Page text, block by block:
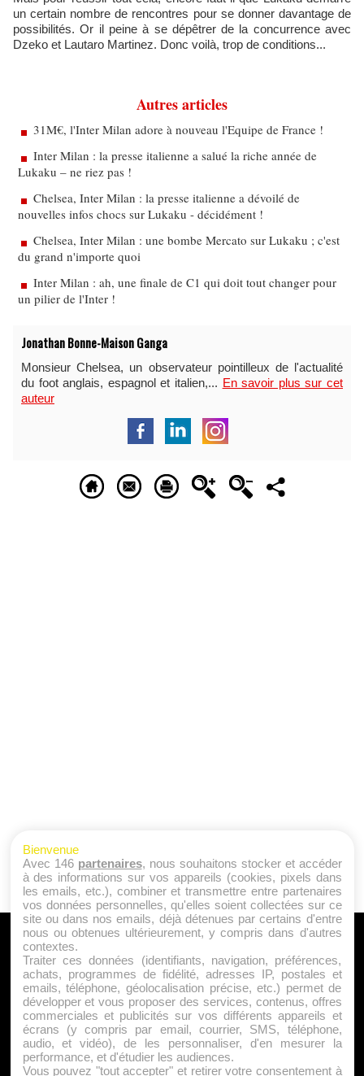
un certain nombre de rencontres pour se donner davantage de
possibilités. Or il peine à se dépêtrer de la concurrence avec
Dzeko et Lautaro Martinez. Donc voilà, trop de conditions...
Autres articles
31M€, l'Inter Milan adore à nouveau l'Equipe de France !
Inter Milan : la presse italienne a salué la riche année de
Lukaku – ne riez pas !
Chelsea, Inter Milan : la presse italienne a dévoilé de
nouvelles infos chocs sur Lukaku - décidément !
Chelsea, Inter Milan : une bombe Mercato sur Lukaku ; c'est
du grand n'importe quoi
Inter Milan : ah, une finale de C1 qui doit tout changer pour
un pilier de l'Inter !
Jonathan Bonne-Maison Ganga
Monsieur Chelsea, un observateur pointilleux de l'actualité
du foot anglais, espagnol et italien,... En savoir plus sur cet
auteur
A PROPOS
Qui sommes nous ?
Mentions Légales
Publicité
Politique de Cookies
Contact
Bienvenue
Avec 146 partenaires, nous souhaitons stocker et accéder
à des informations sur vos appareils (cookies, pixels dans
les emails, etc.), combiner et transmettre entre partenaires
vos données personnelles, qu'elles soient collectées sur ce
site ou dans nos emails, déjà détenues par certains d'entre
nous ou obtenues ultérieurement, y compris dans d'autres
contextes.
Traiter ces données (identifiants, navigation, préférences,
achats, programmes de fidélité, adresses IP, postales et
emails, téléphone, géolocalisation précise, etc.) permet de
développer et vous proposer des services, contenus, offres
commerciales et publicités sur vos différents appareils et
écrans (y compris par email, courrier, SMS, téléphone,
audio, et vidéo), de les personnaliser, d'en mesurer la
performance, et d'étudier les audiences.
Vous pouvez "tout accepter" et retirer votre consentement à